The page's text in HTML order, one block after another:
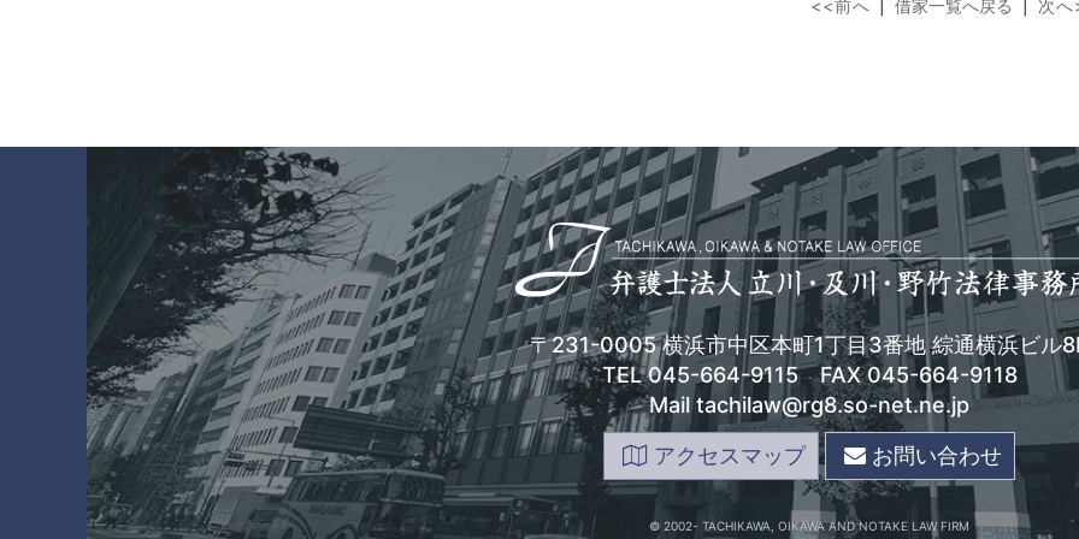
<<前へ 借家一覧へ戻る 次
〒231-0005 横浜市中区本町1丁目3番地綜通横浜ビル
TEL045-664-9115FAX 045-664-9118
Mail tachilaw@rg8.so-net.ne.jp
アクセスマップ
お問い合わせ
© 2002- TACHIKAWA, OIKAWA AND NOTAKE LAW FIRM